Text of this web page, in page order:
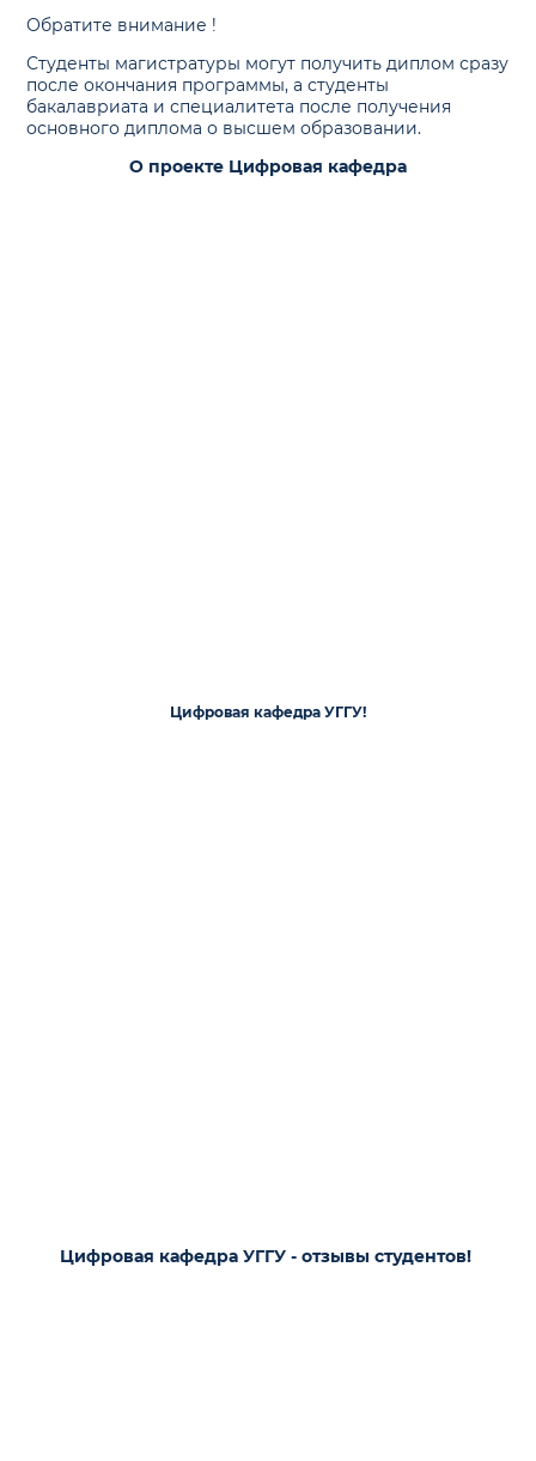
Обратите внимание !
Студенты магистратуры могут получить диплом сразу
после окончания программы, а студенты
бакалавриата и специалитета после получения
основного диплома о высшем образовании.
О проекте Цифровая кафедра
Цифровая кафедра УГГУ!
Цифровая кафедра УГГУ - отзывы студентов!